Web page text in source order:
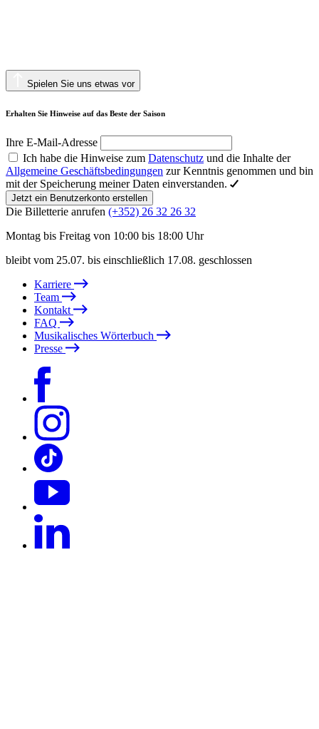
Spielen Sie uns etwas vor
Erhalten Sie Hinweise auf das Beste der Saison
Ihre E-Mail-Adresse
Ich habe die Hinweise zum Datenschutz und die Inhalte der
Allgemeine Geschäftsbedingungen zur Kenntnis genommen und bin
mit der Speicherung meiner Daten einverstanden.
Jetzt ein Benutzerkonto erstellen
Die Billetterie anrufen (+352) 26 32 26 32
Montag bis Freitag von 10:00 bis 18:00 Uhr
bleibt vom 25.07. bis einschließlich 17.08. geschlossen
Karriere
Team
Kontakt
FAQ
Musikalisches Wörterbuch
Presse